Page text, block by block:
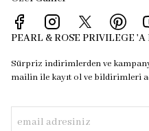
PEARL & ROSE PRIVILEGE
Sürpriz indirimlerden ve
mailin ile kayıt ol ve bildirimleri